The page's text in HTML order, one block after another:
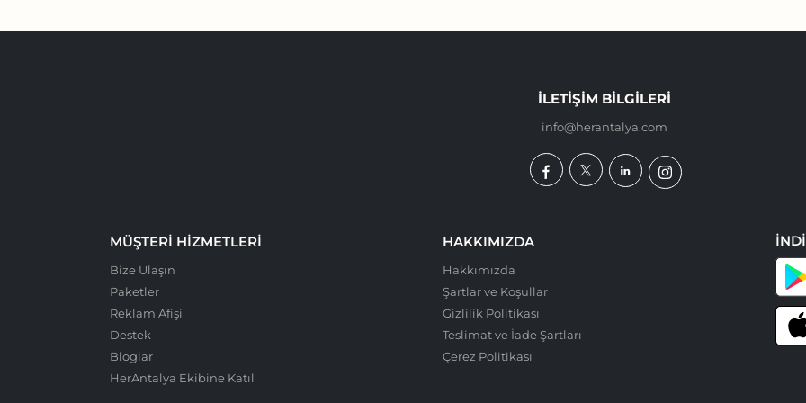
İLETIŞIM BILGILERI
info@herantalya.com
MÜŞTERI HIZMETLERI
Bize Ulaşın
Paketler
Reklam Afişi
Destek
Bloglar
HerAntalya Ekibine Katıl
HAKKIMIZDA
Hakkımızda
Şartlar ve Koşullar
Gizlilik Politikası
Teslimat ve İade Şartları
Çerez Politikası